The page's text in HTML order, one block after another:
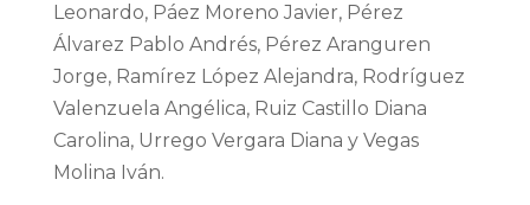
Leonardo, Páez Moreno Javier, Pérez
Álvarez Pablo Andrés, Pérez Aranguren
Jorge, Ramírez López Alejandra, Rodríguez
Valenzuela Angélica, Ruiz Castillo Diana
Carolina, Urrego Vergara Diana y Vegas
Molina Iván.